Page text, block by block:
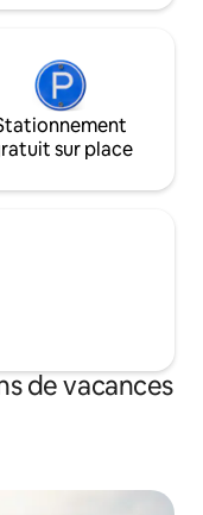
sur place
de vacances